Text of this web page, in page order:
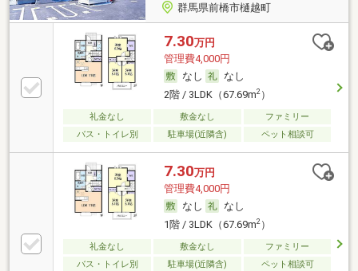
群馬県前橋市樋越町
7.30万円
管理費4,000円
なし
なし
2階 / 3LDK（67.69m2）
礼金なし 敷金なし
ファミリー
バス・トイレ別
駐車場(近隣含) ペット相談可
7.30万円
管理費4,000円
なし
なし
1階 / 3LDK（67.69m2）
礼金なし 敷金なし
ファミリー
バス・トイレ別
駐車場(近隣含) ペット相談可